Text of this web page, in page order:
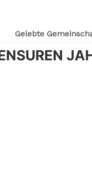
Gelebte